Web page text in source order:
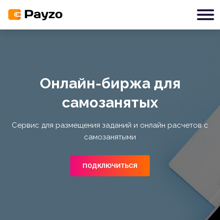
Онлайн-биржа для
самозанятых
Сервис для размещения заданий и онлайн расчетов с
самозанятыми
ПОДКЛЮЧИТЬСЯ